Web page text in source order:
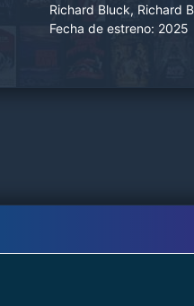
Richard Bluck, Richard
Fecha de estreno: 2025